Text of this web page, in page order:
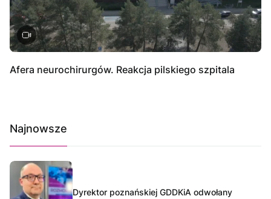
Afera neurochirurgów. Reakcja pilskiego szpitala
Najnowsze
Dyrektor poznańskiej GDDKiA odwołany